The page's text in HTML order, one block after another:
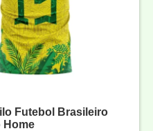
Futebol Brasileiro
Home